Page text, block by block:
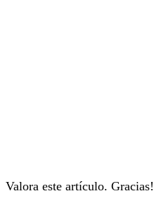
Valora este artículo. Gracias!